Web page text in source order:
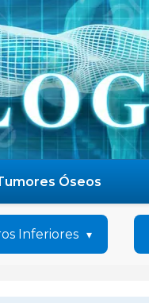
Óseos
Inferiores